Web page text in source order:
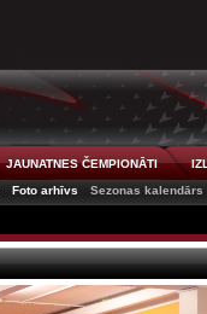
JAUNATNES ČEMPIONĀTI
Foto arhīvs Sezonas kalendārs